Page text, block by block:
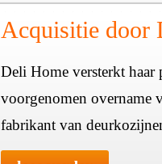
Acquisitie door
Deli Home versterkt haar
voorgenomen overname
fabrikant van